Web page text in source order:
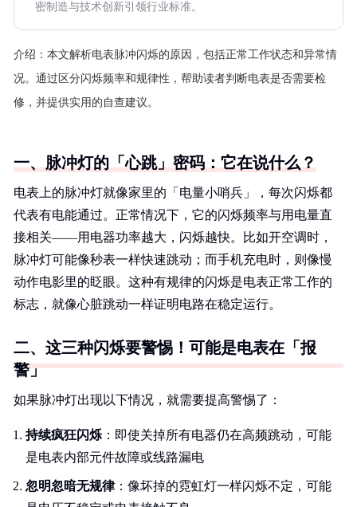
密制造与技术创新引领行业标准。
介绍： 本文解析电表脉冲闪烁的原因，包括正常工作状态和异常情
况。通过区分闪烁频率和规律性，帮助读者判断电表是否需要检
修，并提供实用的自查建议。
一、脉冲灯的「心跳」密码：它在说什么？
电表上的脉冲灯就像家里的「电量小哨兵」，每次闪烁都
代表有电能通过。正常情况下，它的闪烁频率与用电量直
接相关——用电器功率越大，闪烁越快。比如开空调时，
脉冲灯可能像秒表一样快速跳动；而手机充电时，则像慢
动作电影里的眨眼。这种有规律的闪烁是电表正常工作的
标志，就像心脏跳动一样证明电路在稳定运行。
二、这三种闪烁要警惕！可能是电表在「报
警」
如果脉冲灯出现以下情况，就需要提高警惕了：
持续疯狂闪烁 ：即使关掉所有电器仍在高频跳动，可能
是电表内部元件故障或线路漏电
忽明忽暗无规律：像坏掉的霓虹灯一样闪烁不定，可能